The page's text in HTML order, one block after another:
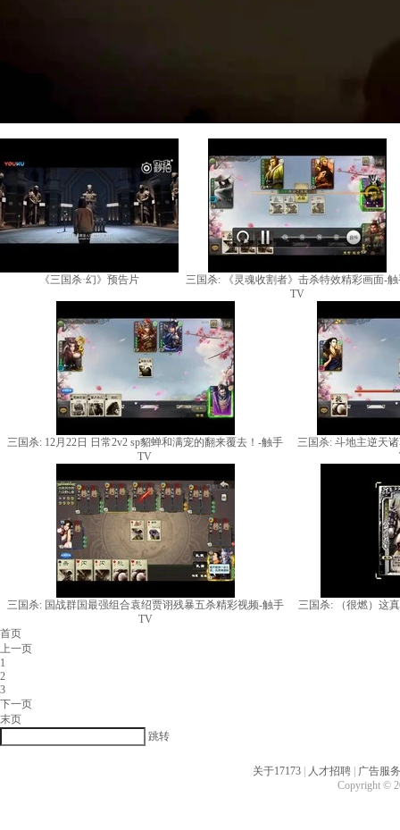
《三国杀·幻》预告片
三国杀: 《灵魂收割者》击杀特效精彩画面-
TV
三国杀: 12月22日 日常2v2 sp貂蝉和满宠的翻来覆去！-触手
TV
三国杀: 斗地主逆天
三国杀: 国战群国最强组合袁绍贾诩残暴五杀精彩视频-触手
TV
三国杀: （很燃）这
首页
上一页
1
2
3
下一页
末页
跳转
关于17173 | 人才招聘 | 广告服务
Copyright ©